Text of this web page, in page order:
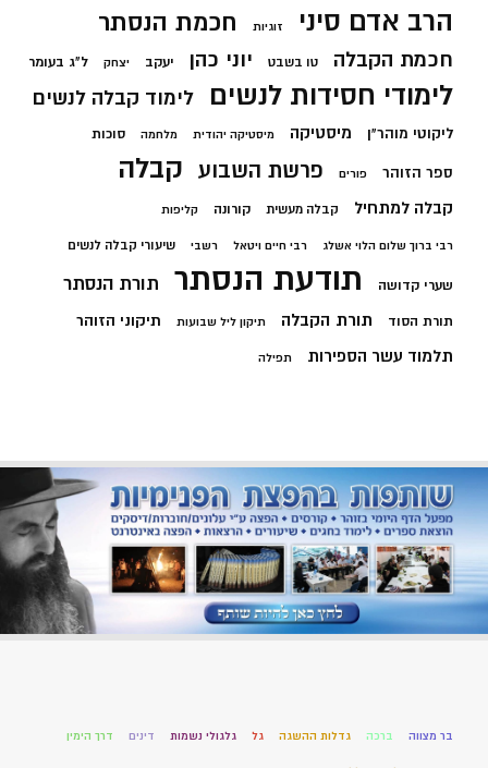
הרב אדם סיני זוגיות חכמת הנסתר
חכמת הקבלה טו בשבט יוני כהן יעקב יצחק ל"ג בעומר
לימודי חסידות לנשים לימוד קבלה לנשים
ליקוטי מוהר"ן מיסטיקה מיסטיקה יהודית מלחמה סוכות
ספר הזוהר פורים פרשת השבוע קבלה
קבלה למתחיל קבלה מעשית קורונה קליפות
רבי ברוך שלום הלוי אשלג רבי חיים ויטאל רשבי שיעורי קבלה לנשים
שערי קדושה תודעת הנסתר תורת הנסתר
תורת הסוד תורת הקבלה תיקון ליל שבועות תיקוני הזוהר
תלמוד עשר הספירות תפילה
בר מצווה ברכה גדלות ההשגה גל גלגולי נשמות דינים דרך הימין